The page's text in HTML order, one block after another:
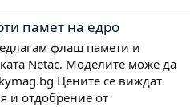
памет на едро
флаш памети и
Netac. Моделите може да
Цените се виждат
и отдобрение от